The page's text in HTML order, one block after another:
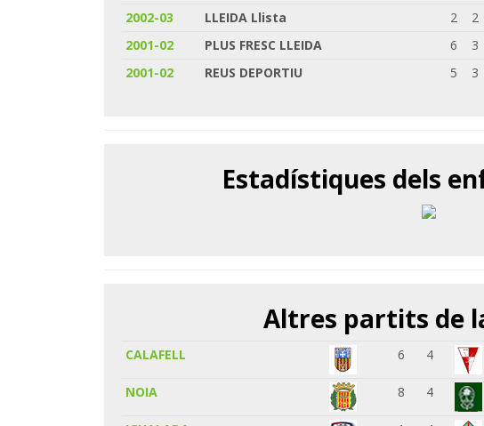
2002-03
LLEIDA Llista 2 2
2001-02
PLUS FRESC LLEIDA 6 3
2001-02
REUS DEPORTIU 5 3
Estadístiques dels
Altres partits de
CALAFELL 6 4
NOIA 8 4